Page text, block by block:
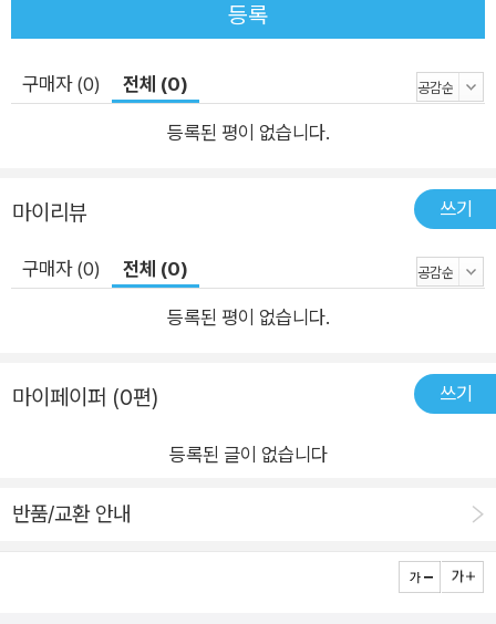
등록
구매자 (0) 전체 (0)
등록된 평이 없습니다.
마이리뷰 쓰기
구매자 (0) 전체 (0)
등록된 평이 없습니다.
마이페이퍼 (0편) 쓰기
등록된 글이 없습니다
반품/교환 안내